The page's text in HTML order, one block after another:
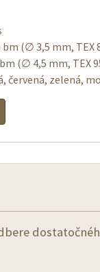
(∅ 3,5 mm, TEX
(∅ 4,5 mm, TEX
červená, zelená,